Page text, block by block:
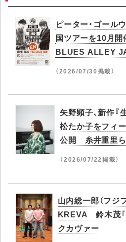
ピーター・ゴール
国ツアーを10月
BLUES ALLEY
（2026/07/30掲載）
矢野顕子、新作『
松たか子をフィ
公開 糸井重里
（2026/07/22掲載）
山内総一郎（フジ
KREVA 鈴木茂
クカヴァー